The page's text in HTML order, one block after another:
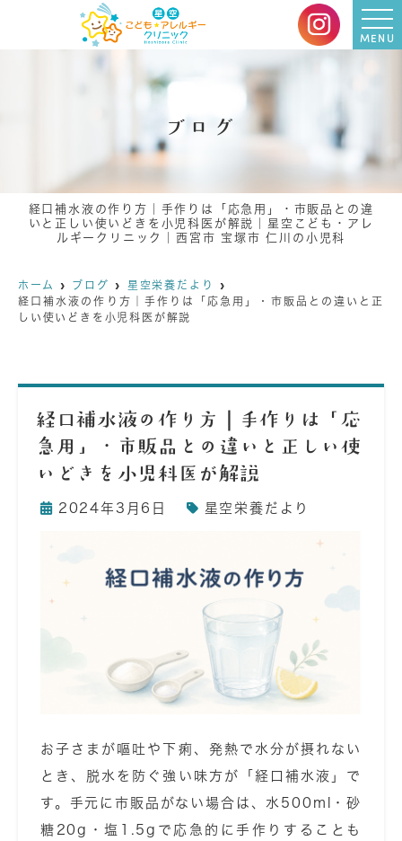
MENU
ブログ
経口補水液の作り方｜手作りは「応急用」・市販品との違
いと正しい使いどきを小児科医が解説｜星空こども・アレ
ルギークリニック｜西宮市 宝塚市 仁川の小児科
ホーム ブログ
星空栄養だより
経口補水液の作り方｜手作りは「応急用」・市販品との違いと正
しい使いどきを小児科医が解説
経口補水液の作り方｜手作りは「応
急用」・市販品との違いと正しい使
いどきを小児科医が解説
2024年3月6日 星空栄養だより
お子さまが嘔吐や下痢、発熱で水分が摂れない
とき、脱水を防ぐ強い味方が「経口補水液」で
す。手元に市販品がない場合は、水500ml・砂
糖20g・塩1.5gで応急的に手作りすることも